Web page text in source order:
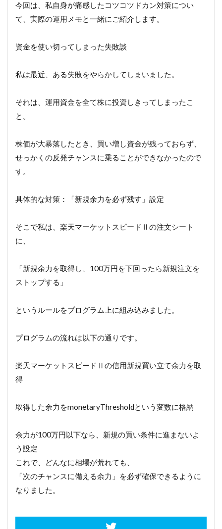
今回は、私自身が痛感したコツコツドカン対策につい
て、実際の運用メモと一緒にご紹介します。
資金を使い切ってしまった失敗談
私は最近、ある失敗をやらかしてしまいました。
それは、運用資金を全て株に投資しきってしまったこ
と。
株価が大暴落したとき、買い増し資金が残っておらず、
せっかくの反発チャンスに乗ることができなかったので
す。
具体的な対策：「新規余力を必ず残す」設定
そこで私は、楽天マーケットスピードⅡの注文シート
に、
「新規余力を取得し、100万円を下回ったら新規注文を
ストップする」
というルールをプログラム上に組み込みました。
プログラムの流れは以下の通りです。
楽天マーケットスピードⅡの信用新規買い立て余力を取
得
取得した余力をmonetaryThresholdという変数に格納
余力が100万円以下なら、新規の買い条件に進まないよ
う設定
これで、どんなに相場が荒れても、
「次のチャンスに備える余力」を必ず確保できるように
なりました。